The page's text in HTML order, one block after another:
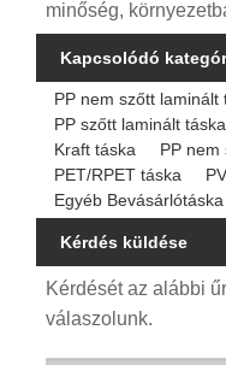
minőség,
Kapcsolódó
PP nem szőtt laminált
PP szőtt laminált táska
Kraft táska
PP nem
PET/RPET táska
Egyéb Bevásárlótáska
Kérdés küldése
Kérdését az alábbi
válaszolunk.